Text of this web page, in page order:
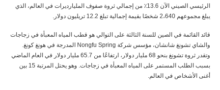
الرئيسي الصيني الآن 13.6٪ من إجمالي ثروة صفوف المليارديرات في العالم، الذي
يبلغ مجموعهم 2،640 شخصًا بقيمة إجمالية تبلغ 12.2 تريليون دولار.
قائد القائمة في الصين للسنة الثالثة على التوالي هو قطب المياه المعبأة في زجاجات
والشاي تشونغ شانشان، مؤسس شركة Nongfu Spring المدرجة في هونغ كونغ.
وتقدر ثروة تشونغ بنحو 68 مليار دولار، ارتفاعًا من 65.7 مليار دولار في العام الماضي
بسبب الطلب المستمر على المياه المعبأة في زجاجات. وهو يحتل المرتبة 15 بين
أغنى الأشخاص في العالم.